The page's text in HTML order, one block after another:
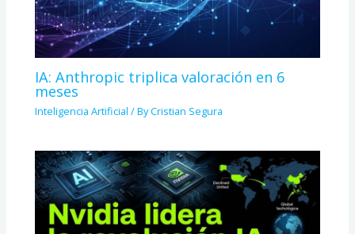
IA: Anthropic triplica valoración en 6
meses
Inteligencia Artificial / ByCristian Segura